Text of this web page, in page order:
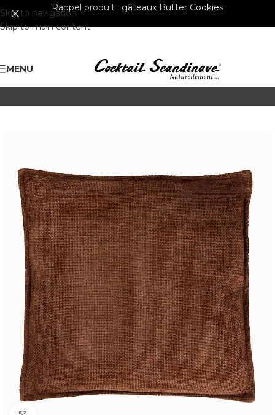
Skip to navigation
Skip to main content
Rappel produit : gâteaux Butter Cookies
MENU